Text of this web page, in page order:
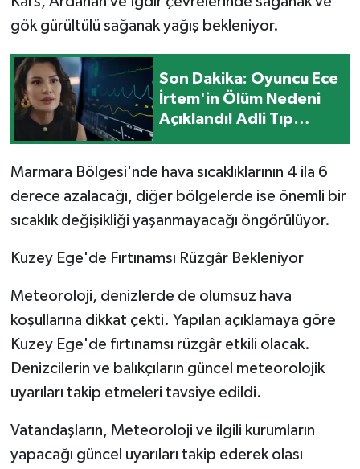
gök gürültülü sağanak yağış bekleniyor.
Son Dakika: Oyuncu Ece
İrtem'in Ölüm Nedeni
Açıklandı! Adli Tıp
Marmara Bölgesi'nde hava sıcaklıklarının 4 ila 6
derece azalacağı, diğer bölgelerde ise önemli bir
sıcaklık değişikliği yaşanmayacağı öngörülüyor.
Kuzey Ege'de Fırtınamsı Rüzgâr Bekleniyor
Meteoroloji, denizlerde de olumsuz hava
koşullarına dikkat çekti. Yapılan açıklamaya göre
Kuzey Ege'de fırtınamsı rüzgâr etkili olacak.
Denizcilerin ve balıkçıların güncel meteorolojik
uyarıları takip etmeleri tavsiye edildi.
Vatandaşların, Meteoroloji ve ilgili kurumların
yapacağı güncel uyarıları takip ederek olası